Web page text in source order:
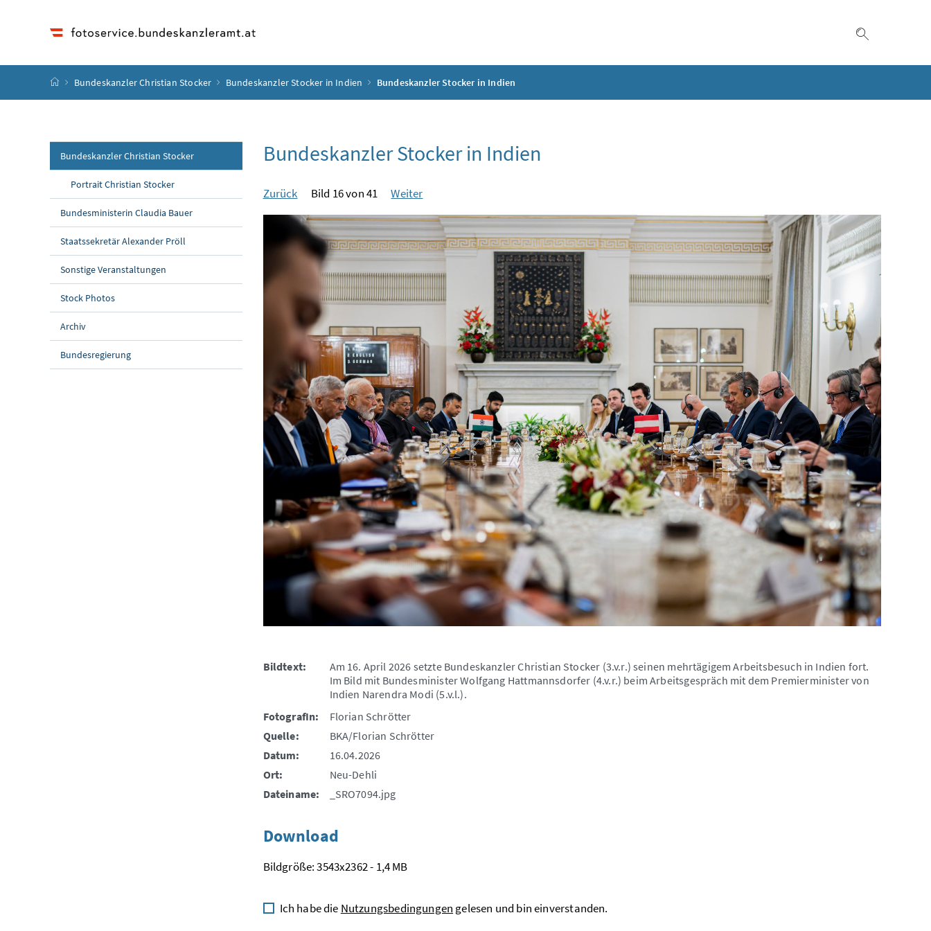
Startseite
Bundeskanzler Christian Stocker Bundeskanzler Stocker in Indien Bundeskanzler Stocker in Indien
Bundeskanzler Christian Stocker
Portrait Christian Stocker
Bundesministerin Claudia Bauer
Staatssekretär Alexander Pröll
Sonstige Veranstaltungen
Stock Photos
Archiv
Bundesregierung
Bundeskanzler Stocker in Indien
Zurück Bild 16 von 41 Weiter
Bildtext:
Am 16. April 2026 setzte Bundeskanzler Christian Stocker (3.v.r.) seinen mehrtägigem Arbeitsbesuch in Indien fort.
Im Bild mit Bundesminister Wolfgang Hattmannsdorfer (4.v.r.) beim Arbeitsgespräch mit dem Premierminister von
Indien Narendra Modi (5.v.l.).
FotografIn:
Florian Schrötter
Quelle:
BKA/Florian Schrötter
Datum:
16.04.2026
Ort:
Neu-Dehli
Dateiname:
_SRO7094.jpg
Download
Bildgröße: 3543x2362 - 1,4 MB
Ich habe die Nutzungsbedingungen gelesen und bin einverstanden.